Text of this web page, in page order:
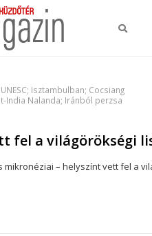
Isztambulban; Cocsiang
India Nalanda; Iránból perzsa
fel a világörökségi
mikronéziai – helyszínt vett fel a